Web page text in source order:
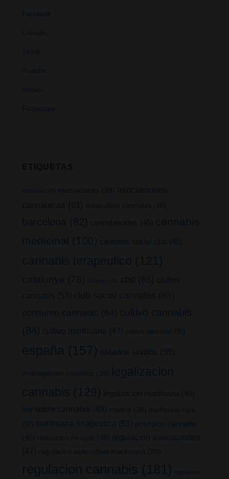
Facebook
Linkedin
Tiktok
Youtube
Vimeo
Foursquare
alemania (27) asociaciones (39)
asociaciones
cannabicas (61) autocultivo cannabis (40)
barcelona (82) cannabinoides (45) cannabis
medicinal (100) cannabis social club (45)
cannabis terapeutico (121)
catalunya (76) cañamo (26) cbd (65) clubes
cannabis (53) club social cannabis (65)
consumo cannabis (64) cultivo cannabis
(84) cultivo marihuana (47) cultivo personal (35)
españa (157) estados unidos (55)
investigacion cientifica (39)
legalizacion
cannabis (129) legalizacion marihuana (46)
ley sobre cannabis (49) madrid (38)
marihuana legal
(32)
marihuana terapeutica (51) posesion cannabis
(45) reduccion riesgos (38)
regulacion asociaciones
(47) regulacion autocultivo marihuana (39)
regulacion cannabis (181) regulacion